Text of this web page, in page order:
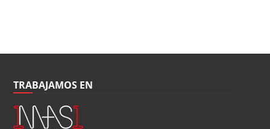
TRABAJAMOS EN